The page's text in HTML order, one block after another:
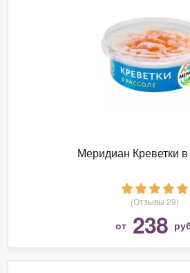
Меридиан Креветки
(Отзывы 29)
от 238